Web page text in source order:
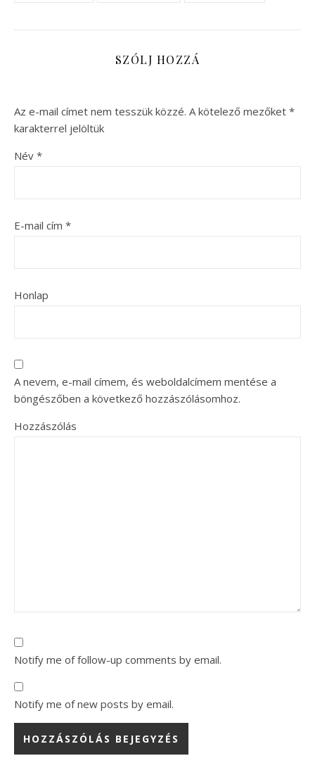
SZÓLJ HOZZÁ
Az e-mail címet nem tesszük közzé. A kötelező mezőket *
karakterrel jelöltük
Név *
E-mail cím *
Honlap
A nevem, e-mail címem, és weboldalcímem mentése a
böngészőben a következő hozzászólásomhoz.
Hozzászólás
Notify me of follow-up comments by email.
Notify me of new posts by email.